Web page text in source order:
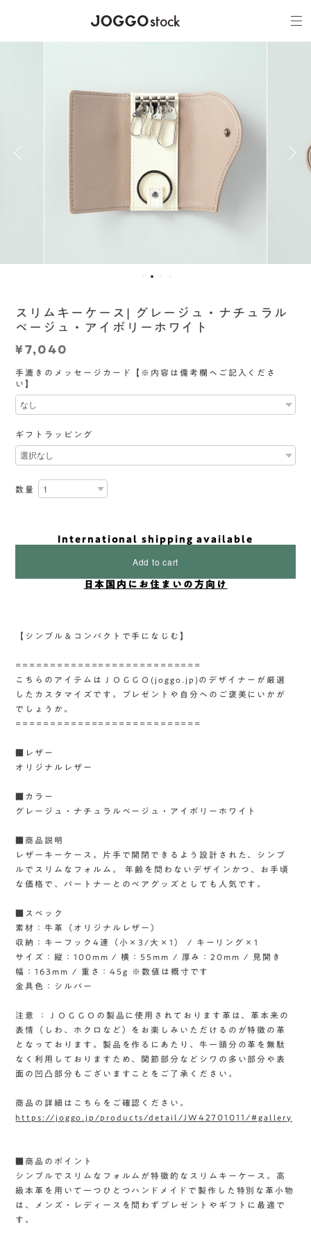
スリムキーケース| グレージュ・ナチュラル
ベージュ・アイボリーホワイト
¥7,040
手漉きのメッセージカード【※内容は備考欄へご記入くださ
い】
ギフトラッピング
数量
International shipping available
Add to cart
日本国内にお住まいの方向け
【シンプル＆コンパクトで手になじむ】
===========================
こちらのアイテムはＪＯＧＧＯ(joggo.jp)のデザイナーが厳選
したカスタマイズです。プレゼントや自分へのご褒美にいかが
でしょうか。
===========================
■レザー
オリジナルレザー
■カラー
グレージュ・ナチュラルベージュ・アイボリーホワイト
■商品説明
レザーキーケース。片手で開閉できるよう設計された、シンプ
ルでスリムなフォルム。 年齢を問わないデザインかつ、お手頃
な価格で、パートナーとのペアグッズとしても人気です。
■スペック
素材：牛革（オリジナルレザー）
収納：キーフック4連（小×3/大×1） / キーリング×1
サイズ：縦：100mm / 横：55mm / 厚み：20mm / 見開き
幅：163mm / 重さ：45g ※数値は概寸です
金具色：シルバー
注意 ：ＪＯＧＧＯの製品に使用されております革は、革本来の
表情（しわ、ホクロなど）をお楽しみいただけるのが特徴の革
となっております。製品を作るにあたり、牛一頭分の革を無駄
なく利用しておりますため、関節部分などシワの多い部分や表
面の凹凸部分もございますことをご了承ください。
商品の詳細はこちらをご確認ください。
https://joggo.jp/products/detail/JW42701011/#gallery
■商品のポイント
シンプルでスリムなフォルムが特徴的なスリムキーケース。高
級本革を用いて一つひとつハンドメイドで製作した特別な革小物
は、メンズ・レディースを問わずプレゼントやギフトに最適で
す。